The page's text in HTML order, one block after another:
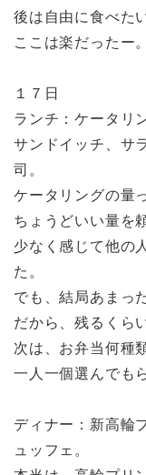
後は自由に食べた
ここは楽だったー。
１７日
ランチ：ケータリ
サンドイッチ、サ
司。
ケータリングの量
ちょうどいい量を
少なく感じて他の
た。
でも、結局あまっ
だから、残るくら
次は、お弁当何種
一人一個選んでも
ディナー：新高輪
ュッフェ。